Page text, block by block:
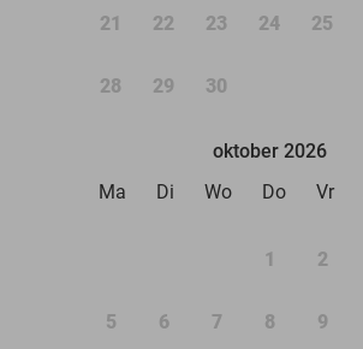
21 22 23 24 25
28 29 30
oktober 2026
Ma
Di Wo Do Vr
1 2
5 6 7 8 9